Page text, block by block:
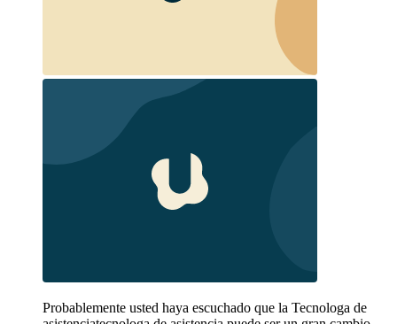
Probablemente usted haya escuchado que la Tecnologa de